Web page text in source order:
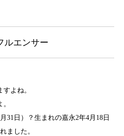
ルエンサー
よね。
31日）？生まれの嘉永2年4月18日
ました。